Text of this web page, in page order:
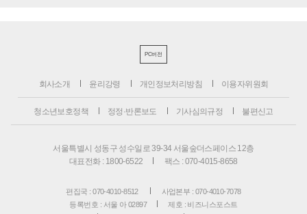
PC버전
회사소개 윤리강령 개인정보처리방침 이용자위원회
청소년보호정책 정정·반론보도 기사심의규정 불편신고
서울특별시 성동구 성수일로 39-34 서울숲더스페이스 12층
대표전화 : 1800-6522
팩스 : 070-4015-8658
편집국 : 070-4010-8512
사업본부 : 070-4010-7078
등록번호 : 서울 아 02897
제호 : 비즈니스포스트